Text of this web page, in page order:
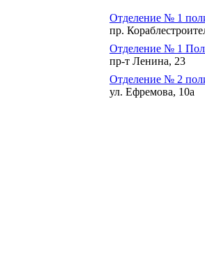
Отделение № 1
пр.
Отделение № 1
пр-т Ленина, 23
Отделение № 2
ул. Ефремова, 10а